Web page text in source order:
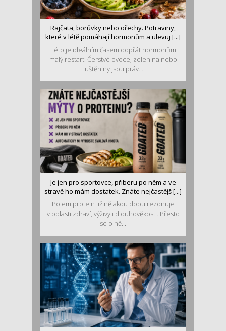
Rajčata, borůvky nebo ořechy. Potraviny,
které v létě pomáhají hormonům a ulevuj [...]
Léto je ideálním časem dopřát hormonům
malý restart. Čerstvé ovoce, zelenina nebo
luštěniny jsou práv...
Je jen pro sportovce, přiberu po něm a ve
stravě ho mám dostatek. Znáte nejčastějš [...]
Pojem protein již nějakou dobu rezonuje
v oblasti zdraví, výživy i dlouhověkosti. Přesto
se o ně...